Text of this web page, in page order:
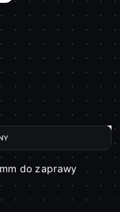
do zaprawy